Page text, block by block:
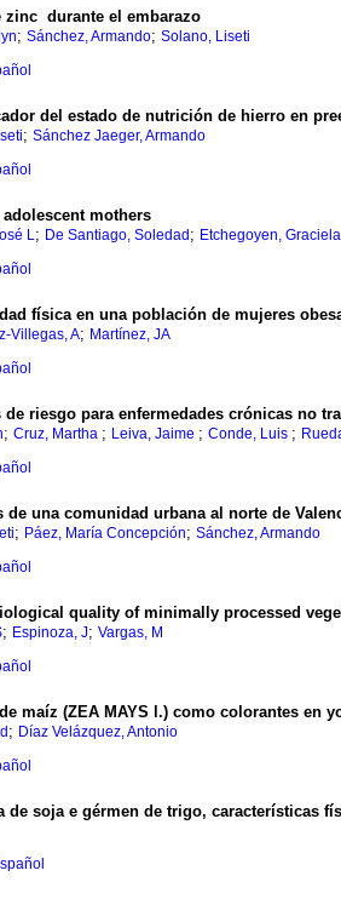
zinc durante el embarazo
; Sánchez, Armando; Solano, Liseti
del estado de nutrición de hierro en
; Sánchez Jaeger, Armando
mothers
L; De Santiago, Soledad ; Etchegoyen,
física en una población de mujeres
Villegas, A; Martínez, JA
de riesgo para enfermedades crónicas no
; Cruz, Martha ; Leiva, Jaime ; Conde, Luis ;
una comunidad urbana al norte de
; Páez, María Concepción; Sánchez, Armando
quality of minimally processed
; Espinoza, J; Vargas, M
maíz (ZEA MAYS l.) como colorantes en
; Díaz Velázquez, Antonio
de soja e gérmen de trigo, características